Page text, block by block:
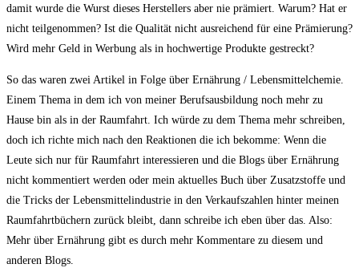
damit wurde die Wurst dieses Herstellers aber nie prämiert. Warum? Hat er
nicht teilgenommen? Ist die Qualität nicht ausreichend für eine Prämierung?
Wird mehr Geld in Werbung als in hochwertige Produkte gestreckt?
So das waren zwei Artikel in Folge über Ernährung / Lebensmittelchemie.
Einem Thema in dem ich von meiner Berufsausbildung noch mehr zu
Hause bin als in der Raumfahrt. Ich würde zu dem Thema mehr schreiben,
doch ich richte mich nach den Reaktionen die ich bekomme: Wenn die
Leute sich nur für Raumfahrt interessieren und die Blogs über Ernährung
nicht kommentiert werden oder mein aktuelles Buch über Zusatzstoffe und
die Tricks der Lebensmittelindustrie in den Verkaufszahlen hinter meinen
Raumfahrtbüchern zurück bleibt, dann schreibe ich eben über das. Also:
Mehr über Ernährung gibt es durch mehr Kommentare zu diesem und
anderen Blogs.